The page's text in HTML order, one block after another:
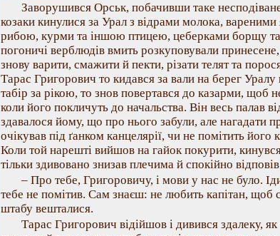
Заворушився Орськ, побачивши таке
козаки кинулися за Урал з відрами молока,
рибою, курми та іншою птицею, цеберками борщу та
погоничі верблюдів вмить розкуповували
знову варити, смажити й пекти, різати телят та
Тарас Григорович то кидався за вали на берег Уралу
табір за рікою, то знов повертався до казарми, щоб
коли його покличуть до начальства. Він весь палав
здавалося йому, що про нього забули, але нагадати
очікував під ґанком канцелярії, чи не помітить його
Коли той нарешті вийшов на гайок покурити,
тільки здивовано знизав плечима й спокійно
– Про тебе, Григоровичу, і мови у нас не було.
тебе не помітив. Сам знаєш: не любить капітан, щоб
штабу вешталися.
Тарас Григорович відійшов і дивився здалеку,